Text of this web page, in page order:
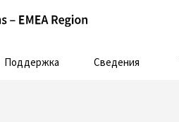
Поддержка Сведения